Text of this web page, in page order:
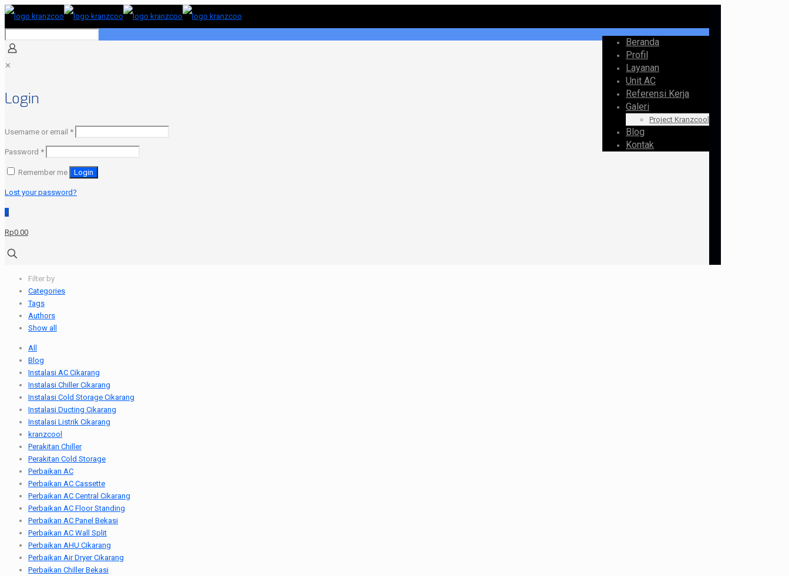
Beranda
Profil
Layanan
Unit AC
Referensi Kerja
Galeri
Project Kranzcool
Blog
Kontak
✕
Login
Username or email *Required
Password *Required
Remember me Login
Lost your password?
0
Rp0.00
Filter by
Categories
Tags
Authors
Show all
All
Blog
Instalasi AC Cikarang
Instalasi Chiller Cikarang
Instalasi Cold Storage Cikarang
Instalasi Ducting Cikarang
Instalasi Listrik Cikarang
kranzcool
Perakitan Chiller
Perakitan Cold Storage
Perbaikan AC
Perbaikan AC Cassette
Perbaikan AC Central Cikarang
Perbaikan AC Floor Standing
Perbaikan AC Panel Bekasi
Perbaikan AC Wall Split
Perbaikan AHU Cikarang
Perbaikan Air Dryer Cikarang
Perbaikan Chiller Bekasi